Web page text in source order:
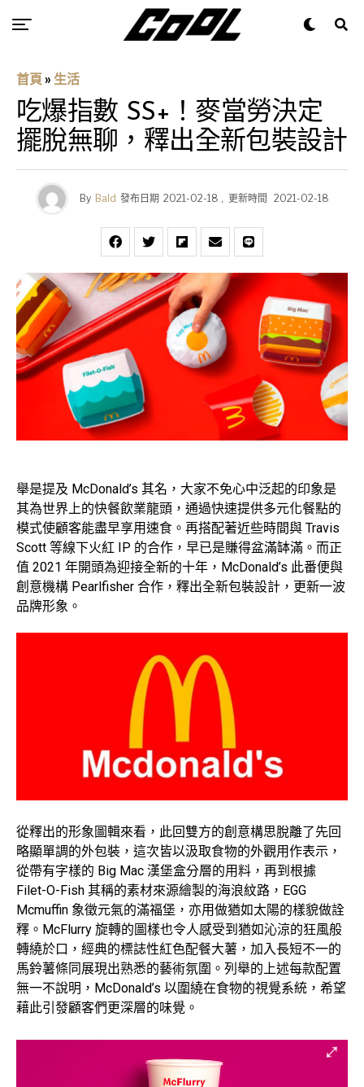
首頁 » 生活
吃爆指數 SS+！麥當勞決定
擺脫無聊，釋出全新包裝設計
By Bald 發布日期 2021-02-18 , 更新時間 2021-02-18
舉是提及 McDonald’s 其名，大家不免心中泛起的印象是
其為世界上的快餐飲業龍頭，通過快速提供多元化餐點的
模式使顧客能盡早享用速食。再搭配著近些時間與 Travis
Scott 等線下火紅 IP 的合作，早已是賺得盆滿缽滿。而正
值 2021 年開頭為迎接全新的十年，McDonald’s 此番便與
創意機構 Pearlfisher 合作，釋出全新包裝設計，更新一波
品牌形象。
從釋出的形象圖輯來看，此回雙方的創意構思脫離了先回
略顯單調的外包裝，這次皆以汲取食物的外觀用作表示，
從帶有字樣的 Big Mac 漢堡盒分層的用料，再到根據
Filet-O-Fish 其稱的素材來源繪製的海浪紋路，EGG
Mcmuffin 象徵元氣的滿福堡，亦用做猶如太陽的樣貌做詮
釋。McFlurry 旋轉的圖樣也令人感受到猶如沁涼的狂風般
轉繞於口，經典的標誌性紅色配餐大薯，加入長短不一的
馬鈴薯條同展現出熟悉的藝術氛圍。列舉的上述每款配置
無一不說明，McDonald’s 以圍繞在食物的視覺系統，希望
藉此引發顧客們更深層的味覺。